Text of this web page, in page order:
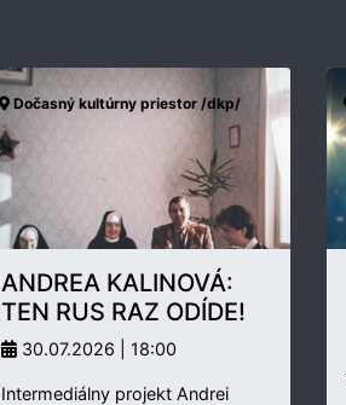
Dočasný kultúrny priestor /dkp/
ANDREA KALINOVÁ:
TEN RUS RAZ ODÍDE!
30.07.2026 | 18:00
Intermediálny projekt Andrei